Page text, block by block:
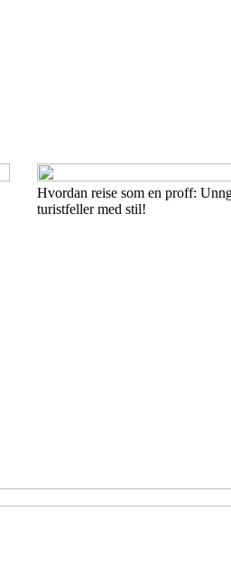
Hvordan reise som en proff:
turistfeller med stil!